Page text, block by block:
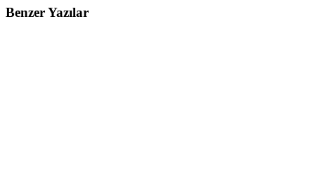
Benzer Yazılar